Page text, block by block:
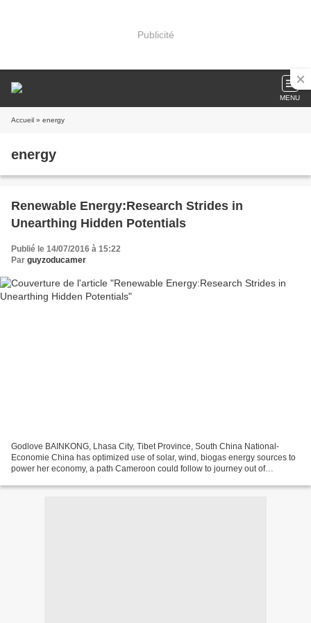
Publicité
MENU
Accueil » energy
energy
Renewable Energy:Research Strides in
Unearthing Hidden Potentials
Publié le 14/07/2016 à 15:22
Par guyzoducamer
Godlove BAINKONG, Lhasa City, Tibet Province, South China National-
Economie China has optimized use of solar, wind, biogas energy sources to
power her economy, a path Cameroon could follow to journey out of